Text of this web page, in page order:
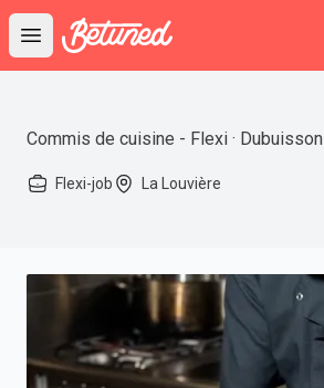
Open main menu
Betuned
Commis de cuisine - Flexi · Dubuisson
Flexi-job La Louvière